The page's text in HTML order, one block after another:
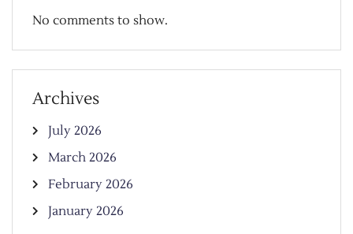
No comments to show.
Archives
July 2026
March 2026
February 2026
January 2026